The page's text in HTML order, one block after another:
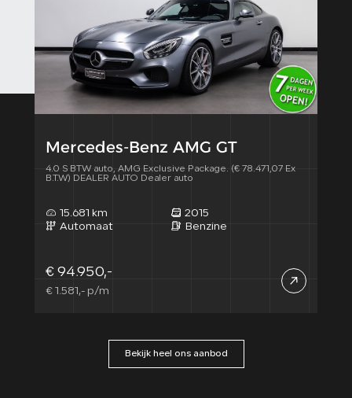
Mercedes-Benz AMG GT
4.0 S BTW auto, AMG Exclusive Package. (€ 78.471,07 Ex
B.T.W) DEALER AUTO Dealer auto
15.681 km
2015
Automaat
Benzine
€ 94.950,-
€ 1.581,- p/m
Bekijk heel ons aanbod